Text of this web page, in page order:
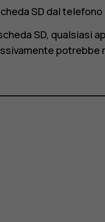
SD dal telefono
SD, qualsiasi
potrebbe